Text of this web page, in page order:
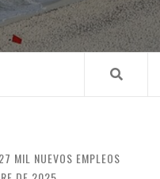
MIL NUEVOS EMPLEOS